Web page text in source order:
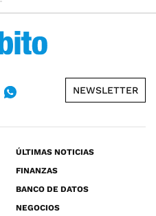
NEWSLETTER
ÚLTIMAS NOTICIAS
FINANZAS
BANCO DE DATOS
NEGOCIOS